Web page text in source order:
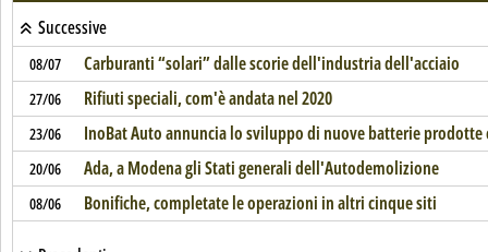
Successive
08/07 Carburanti “solari” dalle scorie dell'industria dell'acciaio
27/06 Rifiuti speciali, com'è andata nel 2020
23/06 InoBat Auto annuncia lo sviluppo di nuove batterie
20/06 Ada, a Modena gli Stati generali dell'Autodemolizione
08/06 Bonifiche, completate le operazioni in altri cinque siti